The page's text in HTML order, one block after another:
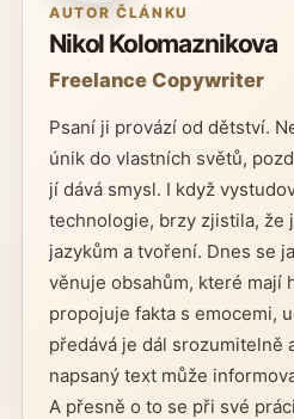
AUTOR ČLÁNKU
Nikol Kolomaznikova
Freelance Copywriter
Psaní ji provází od dětství.
únik do vlastních světů,
jí dává smysl. I když
technologie, brzy zjistila, že
jazykům a tvoření. Dnes se
věnuje obsahům, které mají
propojuje fakta s emocemi,
předává je dál srozumitelně
napsaný text může
A přesně o to se při své